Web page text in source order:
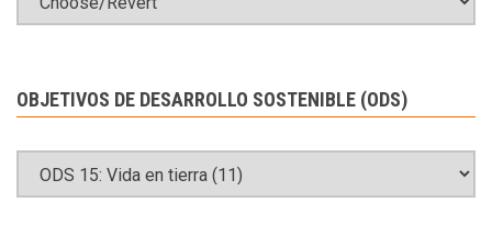
OBJETIVOS DE DESARROLLO SOSTENIBLE (ODS)